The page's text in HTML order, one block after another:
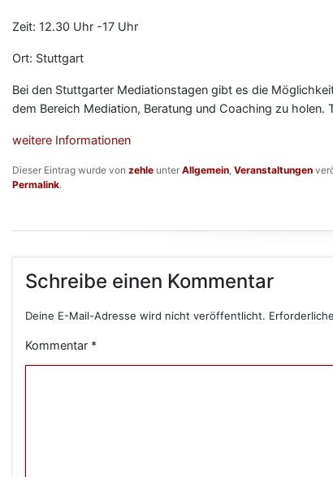
Zeit: 12.30 Uhr -17 Uhr
Ort: Stuttgart
Bei den Stuttgarter Mediationstagen gibt es die
dem Bereich Mediation, Beratung und Coaching zu
weitere Informationen
Dieser Eintrag wurde von zehle unter Allgemein Veranstaltungen
Permalink.
Schreibe einen Kommentar
Deine E-Mail-Adresse wird nicht veröffentlicht.
Kommentar *